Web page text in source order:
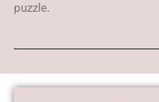
puzzle.